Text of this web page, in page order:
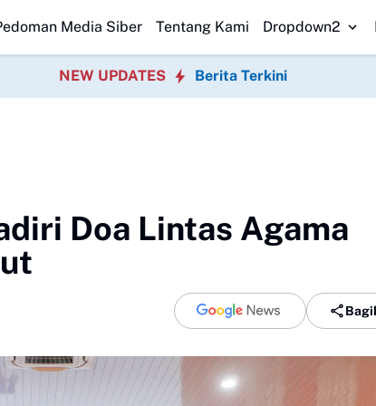
TNI AL dan Polri Jaga KamtibmasKNPI Sulsel dan Bea
Media Siber Tentang Kami Dropdown2
NEW UPDATES Berita Terkini
Doa Lintas Agama